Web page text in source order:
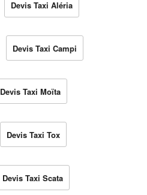
Devis Taxi Aléria
Devis Taxi Campi
Devis Taxi Moïta
Devis Taxi Tox
Devis Taxi Scata